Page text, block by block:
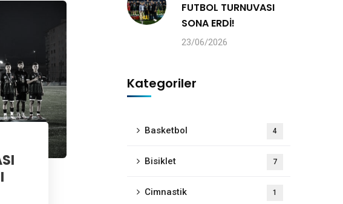
FUTBOL TURNUVASI
SONA ERDİ!
23/06/2026
Kategoriler
Basketbol 4
Bisiklet 7
Cimnastik 1